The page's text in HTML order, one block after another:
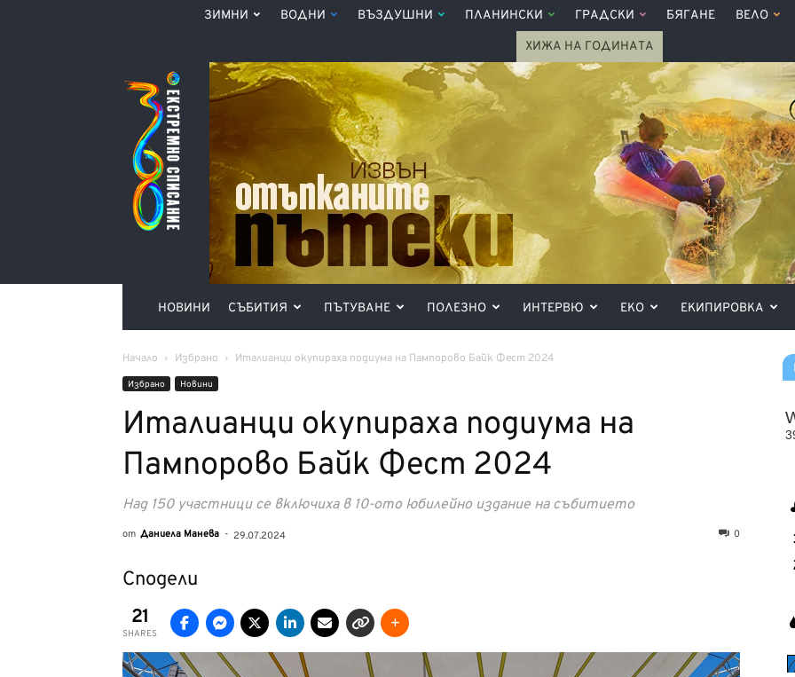
ЗИМНИ ВОДНИ ВЪЗДУШНИ ПЛАНИНСКИ ГРАДСКИ БЯГАНЕ ВЕЛО
ХИЖА НА ГОДИНАТА
Списание
360°
НОВИНИ СЪБИТИЯ ПЪТУВАНЕ ПОЛЕЗНО ИНТЕРВЮ ЕКО ЕКИПИРОВКА
Начало Избрано Италианци окупираха подиума на Пампорово Байк Фест 2024
Избрано Новини
Италианци окупираха подиума на
Пампорово Байк Фест 2024
Над 150 участници се включиха в 10-ото юбилейно издание на събитието
от Даниела Манева - 29.07.2024 0
Сподели
21
SHARES